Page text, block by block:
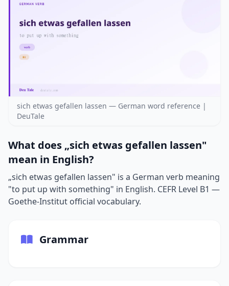
sich etwas gefallen lassen — German word reference |
DeuTale
What does „sich etwas gefallen lassen"
mean in English?
„sich etwas gefallen lassen" is a German verb meaning
"to put up with something" in English. CEFR Level B1 —
Goethe-Institut official vocabulary.
Grammar